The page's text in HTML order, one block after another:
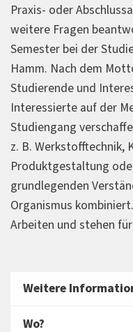
Praxis- oder
weitere Fragen
Semester bei der
Hamm. Nach dem
Studierende und
Interessierte auf der
Studiengang
z. B. Werkstofftechnik,
Produktgestaltung
grundlegenden
Organismus
Arbeiten und stehen
Weitere
Wo?